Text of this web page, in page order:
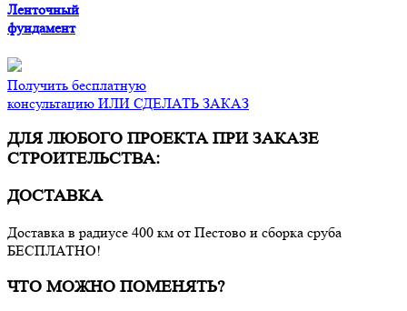
Ленточный
фундамент
Получить бесплатную
консультацию ИЛИ СДЕЛАТЬ ЗАКАЗ
ДЛЯ ЛЮБОГО ПРОЕКТА ПРИ ЗАКАЗЕ
СТРОИТЕЛЬСТВА:
ДОСТАВКА
Доставка в радиусе 400 км от Пестово и сборка сруба
БЕСПЛАТНО!
ЧТО МОЖНО ПОМЕНЯТЬ?